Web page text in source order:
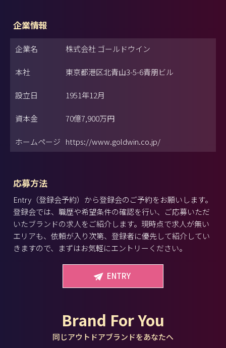
企業情報
企業名 株式会社 ゴールドウイン
本社 東京都港区北青山3-5-6青朋ビル
設立日 1951年12月
資本金 70億7,900万円
ホームページ https://www.goldwin.co.jp/
応募方法
Entry（登録会予約）から登録会のご予約をお願いします。
登録会では、職歴や希望条件の確認を行い、ご応募いただ
いたブランドの求人をご紹介します。現時点で求人が無い
エリアも、依頼が入り次第、登録者に優先して紹介してい
きますので、まずはお気軽にエントリーください。
ENTRY
Brand For You
同じアウトドアブランドをあなたへ